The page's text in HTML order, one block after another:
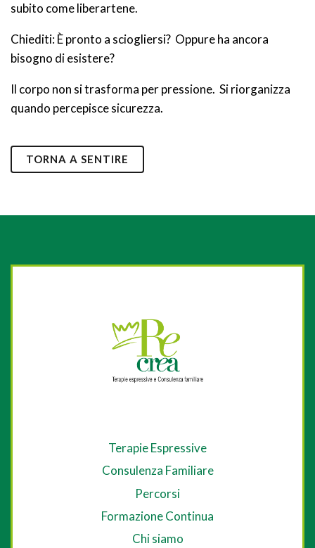
subito come liberartene.
Chiediti: È pronto a sciogliersi? Oppure ha ancora
bisogno di esistere?
Il corpo non si trasforma per pressione. Si riorganizza
quando percepisce sicurezza.
TORNA A SENTIRE
Terapie Espressive
Consulenza Familiare
Percorsi
Formazione Continua
Chi siamo